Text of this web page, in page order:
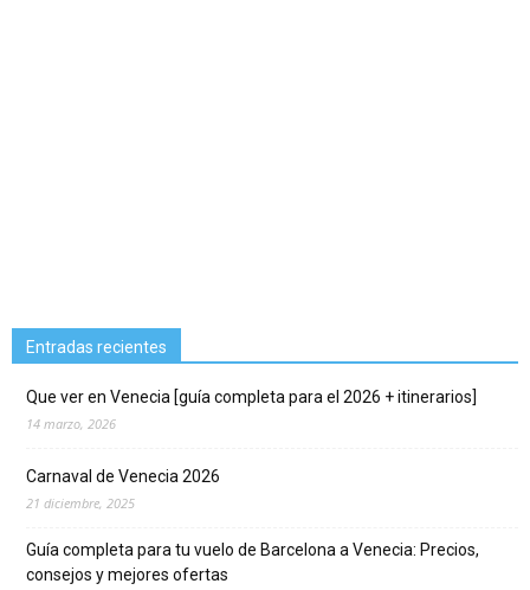
Entradas recientes
Que ver en Venecia [guía completa para el 2026 + itinerarios]
14 marzo, 2026
Carnaval de Venecia 2026
21 diciembre, 2025
Guía completa para tu vuelo de Barcelona a Venecia: Precios,
consejos y mejores ofertas